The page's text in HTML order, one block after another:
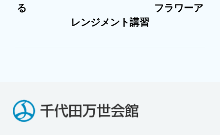
る フラワーア
レンジメント講習